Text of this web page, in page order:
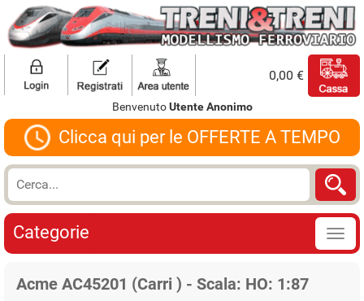
0,00 €
BenvenutoUtente Anonimo
Clicca qui per le OFFERTE A TEMPO
Categorie
Acme AC45201 (Carri ) - Scala: HO: 1:87